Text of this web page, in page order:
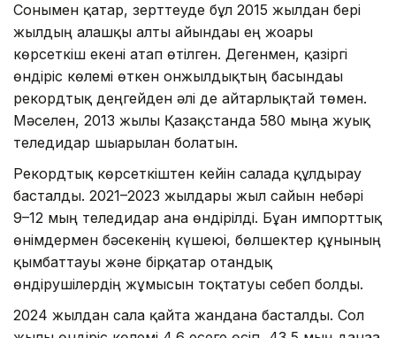
Сонымен қатар, зерттеуде бұл 2015 жылдан бері
жылдың алғашқы алты айындағы ең жоғары
көрсеткіш екені атап өтілген. Дегенмен, қазіргі
өндіріс көлемі өткен онжылдықтың басындағы
рекордтық деңгейден әлі де айтарлықтай төмен.
Мәселен, 2013 жылы Қазақстанда 580 мыңға жуық
теледидар шығарылған болатын.
Рекордтық көрсеткіштен кейін салада құлдырау
басталды. 2021–2023 жылдары жыл сайын небәрі
9–12 мың теледидар ғана өндірілді. Бұған импорттық
өнімдермен бәсекенің күшеюі, бөлшектер құнының
қымбаттауы және бірқатар отандық
өндірушілердің жұмысын тоқтатуы себеп болды.
2024 жылдан сала қайта жандана басталды. Сол